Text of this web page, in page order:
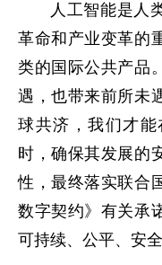
人工智能是人
革命和产业变革的
类的国际公共产品
遇，也带来前所未
球共济，我们才能
时，确保其发展的
性，最终落实联合
数字契约》有关承
可持续、公平、安